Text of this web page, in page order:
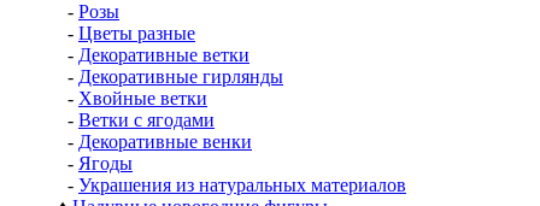
- Розы
- Цветы разные
- Декоративные ветки
- Декоративные гирлянды
- Хвойные ветки
- Ветки с ягодами
- Декоративные венки
- Ягоды
- Украшения из натуральных материалов